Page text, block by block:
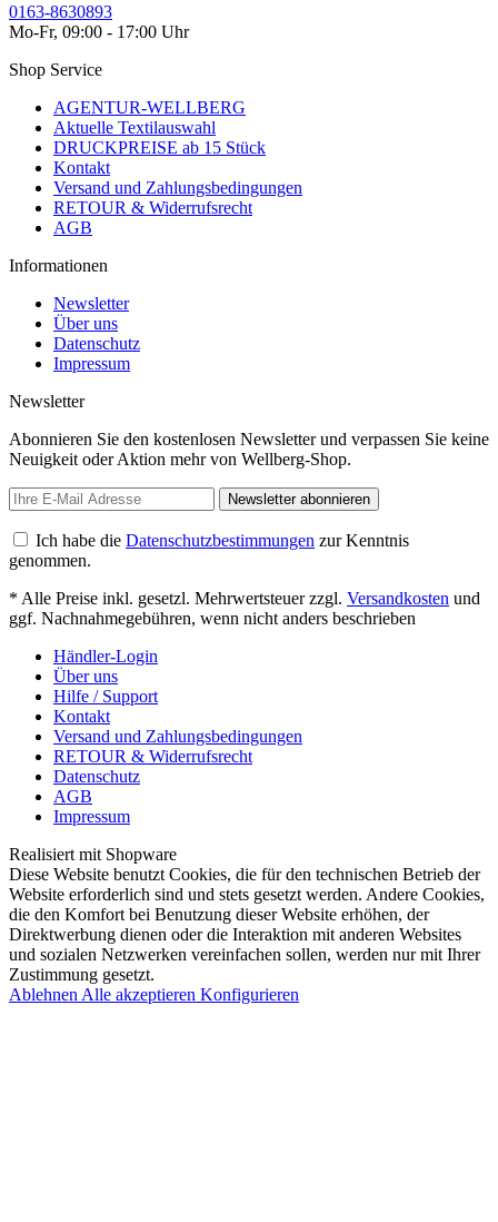
0163-8630893
Mo-Fr, 09:00 - 17:00 Uhr
Shop Service
AGENTUR-WELLBERG
Aktuelle Textilauswahl
DRUCKPREISE ab 15 Stück
Kontakt
Versand und Zahlungsbedingungen
RETOUR & Widerrufsrecht
AGB
Informationen
Newsletter
Über uns
Datenschutz
Impressum
Newsletter
Abonnieren Sie den kostenlosen Newsletter und verpassen Sie keine
Neuigkeit oder Aktion mehr von Wellberg-Shop.
Newsletter abonnieren
Ich habe die Datenschutzbestimmungen zur Kenntnis
genommen.
* Alle Preise inkl. gesetzl. Mehrwertsteuer zzgl. Versandkosten und
ggf. Nachnahmegebühren, wenn nicht anders beschrieben
Händler-Login
Über uns
Hilfe / Support
Kontakt
Versand und Zahlungsbedingungen
RETOUR & Widerrufsrecht
Datenschutz
AGB
Impressum
Realisiert mit Shopware
Diese Website benutzt Cookies, die für den technischen Betrieb der
Website erforderlich sind und stets gesetzt werden. Andere Cookies,
die den Komfort bei Benutzung dieser Website erhöhen, der
Direktwerbung dienen oder die Interaktion mit anderen Websites
und sozialen Netzwerken vereinfachen sollen, werden nur mit Ihrer
Zustimmung gesetzt.
Ablehnen Alle akzeptieren Konfigurieren